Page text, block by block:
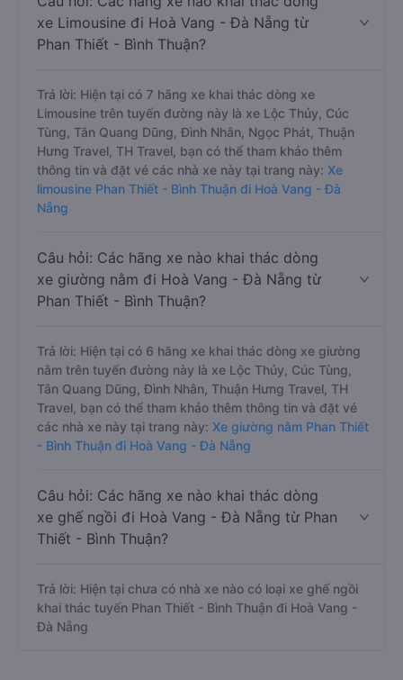
xe Limousine đi Hoà Vang - Đà Nẵng từ
Phan Thiết - Bình Thuận?
Trả lời: Hiện tại có 7 hãng xe khai thác dòng xe
Limousine trên tuyến đường này là xe Lộc Thủy, Cúc
Tùng, Tân Quang Dũng, Đình Nhân, Ngọc Phát, Thuận
Hưng Travel, TH Travel, bạn có thể tham khảo thêm
thông tin và đặt vé các nhà xe này tại trang này: Xe
limousine Phan Thiết - Bình Thuận đi Hoà Vang - Đà
Nẵng
Câu hỏi: Các hãng xe nào khai thác dòng
xe giường nằm đi Hoà Vang - Đà Nẵng từ
Phan Thiết - Bình Thuận?
Trả lời: Hiện tại có 6 hãng xe khai thác dòng xe giường
nằm trên tuyến đường này là xe Lộc Thủy, Cúc Tùng,
Tân Quang Dũng, Đình Nhân, Thuận Hưng Travel, TH
Travel, bạn có thể tham khảo thêm thông tin và đặt vé
các nhà xe này tại trang này: Xe giường nằm Phan Thiết
- Bình Thuận đi Hoà Vang - Đà Nẵng
Câu hỏi: Các hãng xe nào khai thác dòng
xe ghế ngồi đi Hoà Vang - Đà Nẵng từ Phan
Thiết - Bình Thuận?
Trả lời: Hiện tại chưa có nhà xe nào có loại xe ghế ngồi
khai thác tuyến Phan Thiết - Bình Thuận đi Hoà Vang -
Đà Nẵng